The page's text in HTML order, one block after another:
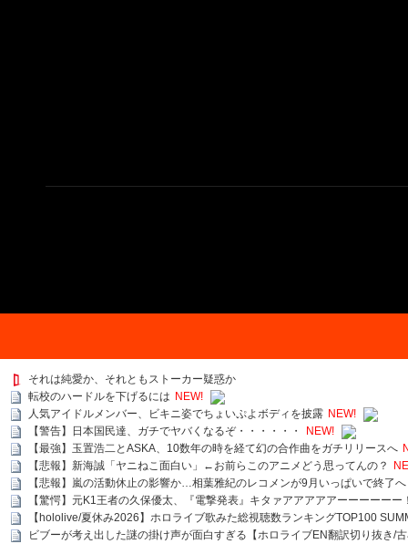
それは純愛か、それともストーカー疑惑か
転校のハードルを下げるには NEW!
人気アイドルメンバー、ビキニ姿でちょいぷよボディを披露 NEW!
【警告】日本国民達、ガチでヤバくなるぞ・・・・・・
NEW!
【最強】玉置浩二とASKA、10数年の時を経て幻の合作曲をガチリリースへ
【悲報】新海誠「ヤニねこ面白い」←お前らこのアニメどう思ってんの？
【悲報】嵐の活動休止の影響か…相葉雅紀のレコメンが9月いっぱいで終了へ
【驚愕】元K1王者の久保優太、『電撃発表』キタァアアアアアーーーーーー
【hololive/夏休み2026】ホロライブ歌みた総視聴数ランキングTOP100
ビブーが考え出した謎の掛け声が面白すぎる【ホロライブEN翻訳切り抜き/